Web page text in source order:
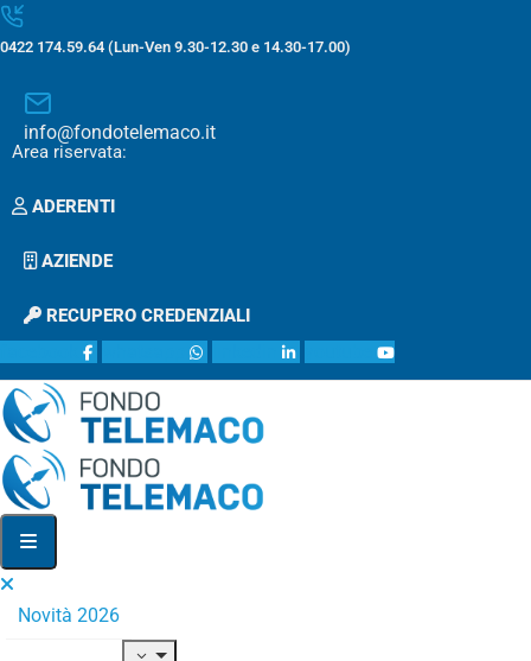
0422 174.59.64 (Lun-Ven 9.30-12.30 e 14.30-17.00)
info@fondotelemaco.it
Area riservata:
ADERENTI
AZIENDE
RECUPERO CREDENZIALI
Novità 2026